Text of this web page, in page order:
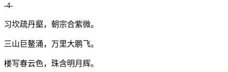
-4-
习坎疏丹壑，朝宗合紫微。
三山巨鳌涌，万里大鹏飞。
楼写春云色，珠含明月辉。